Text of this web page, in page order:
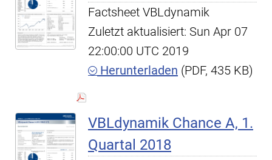
Factsheet VBLdynamik
Zuletzt aktualisiert: Sun Apr 07
22:00:00 UTC 2019
Herunterladen (PDF, 435 KB)
VBLdynamik Chance A, 1.
Quartal 2018